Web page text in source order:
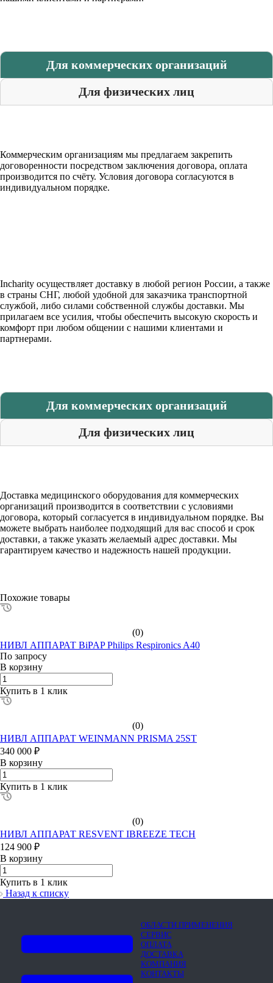
Для коммерческих организаций
Для физических лиц
Коммерческим организациям мы предлагаем закрепить
договоренности посредством заключения договора, оплата
производится по счёту. Условия договора согласуются в
индивидуальном порядке.
Incharity осуществляет доставку в любой регион России, а также
в страны СНГ, любой удобной для заказчика транспортной
службой, либо силами собственной службы доставки. Мы
прилагаем все усилия, чтобы обеспечить высокую скорость и
комфорт при любом общении с нашими клиентами и
партнерами.
Для коммерческих организаций
Для физических лиц
Доставка медицинского оборудования для коммерческих
организаций производится в соответствии с условиями
договора, который согласуется в индивидуальном порядке. Вы
можете выбрать наиболее подходящий для вас способ и срок
доставки, а также указать желаемый адрес доставки. Мы
гарантируем качество и надежность нашей продукции.
Похожие товары
(0)
НИВЛ АППАРАТ BiPAP Philips Respironics A40
По запросу
В корзину
Купить в 1 клик
(0)
НИВЛ АППАРАТ WEINMANN PRISMA 25ST
340 000 ₽
В корзину
Купить в 1 клик
(0)
НИВЛ АППАРАТ RESVENT IBREEZE TECH
124 900 ₽
В корзину
Купить в 1 клик
Назад к списку
ОБЛАСТИ ПРИМЕНЕНИЯ
СЕРВИС
ОПЛАТА
ДОСТАВКА
КОМПАНИЯ
КОНТАКТЫ